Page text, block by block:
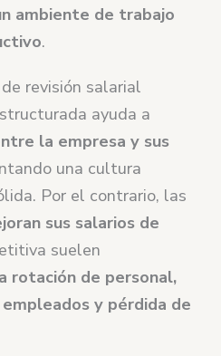
ambiente de trabajo
.
revisión salarial
ayuda a
la empresa y sus
una cultura
Por el contrario, las
sus salarios de
suelen
rotación de personal,
y pérdida de